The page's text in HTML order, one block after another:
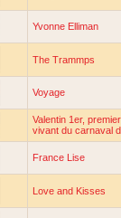
Yvonne Elliman
The Trammps
Voyage
Valentin 1er,
vivant du carnaval
France Lise
Love and Kisses